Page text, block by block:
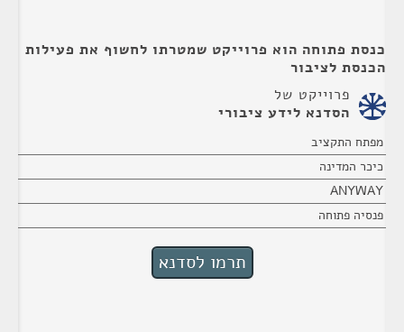
כנסת פתוחה הוא פרוייקט שמטרתו לחשוף את פעילות
הכנסת לציבור
פרוייקט של
הסדנא לידע ציבורי
מפתח התקציב
כיכר המדינה
ANYWAY
פנסיה פתוחה